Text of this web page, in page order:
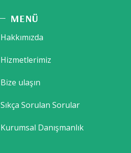
MENÜ
Hakkımızda
Hizmetlerimiz
Bize ulaşın
Sıkça Sorulan Sorular
Kurumsal Danışmanlık